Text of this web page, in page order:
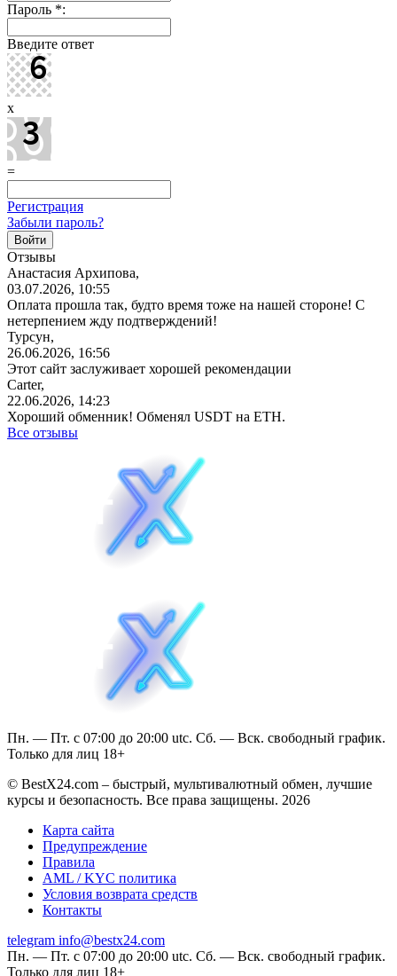
Пароль *:
Введите ответ
x
=
Регистрация
Забыли пароль?
Отзывы
Анастасия Архипова,
03.07.2026, 10:55
Оплата прошла так, будто время тоже на нашей стороне! С
нетерпением жду подтверждений!
Турсун,
26.06.2026, 16:56
Этот сайт заслуживает хорошей рекомендации
Carter,
22.06.2026, 14:23
Хороший обменник! Обменял USDT на ETH.
Все отзывы
Пн. — Пт. с 07:00 до 20:00 utc. Сб. — Вск. свободный график.
Только для лиц 18+
© BestX24.com – быстрый, мультивалютный обмен, лучшие
курсы и безопасность. Все права защищены. 2026
Карта сайта
Предупреждение
Правила
AML / KYC политика
Условия возврата средств
Контакты
telegram info@bestx24.com
Пн. — Пт. с 07:00 до 20:00 utc. Сб. — Вск. свободный график.
Только для лиц 18+